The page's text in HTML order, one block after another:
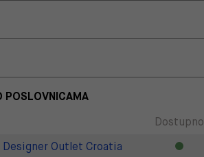
POSLOVNICAMA
Dostupno
Outlet Croatia